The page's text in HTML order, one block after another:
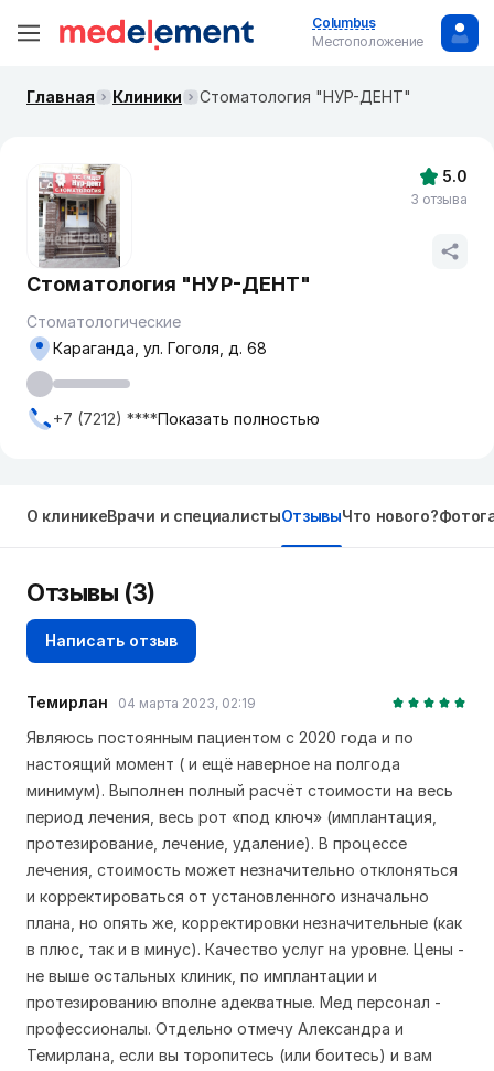
Columbus
Местоположение
Главная Клиники Стоматология "НУР-ДЕНТ"
Стоматология "НУР-ДЕНТ"
Стоматологические
Караганда, ул. Гоголя, д. 68
+7 (7212) ****Показать полностью
5.0
3 отзыва
О клиникеВрачи и специалистыОтзывыЧто нового?
Отзывы (3)
Написать отзыв
Темирлан 04 марта 2023, 02:19
Являюсь постоянным пациентом с 2020 года и по
настоящий момент ( и ещё наверное на полгода
минимум). Выполнен полный расчёт стоимости на весь
период лечения, весь рот «под ключ» (имплантация,
протезирование, лечение, удаление). В процессе
лечения, стоимость может незначительно отклоняться
и корректироваться от установленного изначально
плана, но опять же, корректировки незначительные (как
в плюс, так и в минус). Качество услуг на уровне. Цены -
не выше остальных клиник, по имплантации и
протезированию вполне адекватные. Мед персонал -
профессионалы. Отдельно отмечу Александра и
Темирлана, если вы торопитесь (или боитесь) и вам